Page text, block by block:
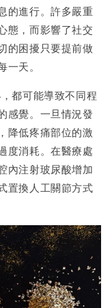
的進行。許多嚴重
態，而影響了社交
的困擾只要提前做
天。
都可能導致不同程
感覺。一旦情況發
降低疼痛部位的激
度消耗。在醫療處
內注射玻尿酸增加
置換人工關節方式